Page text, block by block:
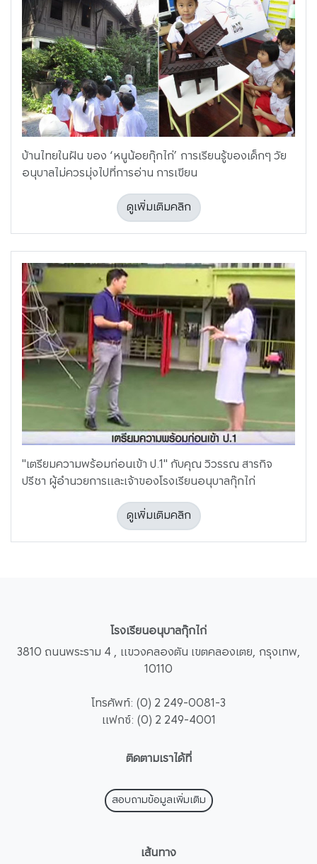
บ้านไทยในฝัน ของ ‘หนูน้อยกุ๊กไก่’ การเรียนรู้ของเด็กๆ วัย
อนุบาลไม่ควรมุ่งไปที่การอ่าน การเขียน
ดูเพิ่มเติมคลิก
"เตรียมความพร้อมก่อนเข้า ป.1" กับคุณ วิวรรณ สารกิจ
ปรีชา ผู้อำนวยการและเจ้าของโรงเรียนอนุบาลกุ๊กไก่
ดูเพิ่มเติมคลิก
โรงเรียนอนุบาลกุ๊กไก่
3810 ถนนพระราม 4 , แขวงคลองตัน เขตคลองเตย, กรุงเทพ,
10110
โทรศัพท์: (0) 2 249-0081-3
แฟกซ์: (0) 2 249-4001
ติดตามเราได้ที่
สอบถามข้อมูลเพิ่มเติม
เส้นทาง